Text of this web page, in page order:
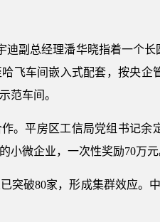
迪副总经理潘华晓指着一个
飞车间嵌入式配套，按央
范车间。
。平房区工信局党组书记
小微企业，一次性奖励70万元
突破80家，形成集群效应。